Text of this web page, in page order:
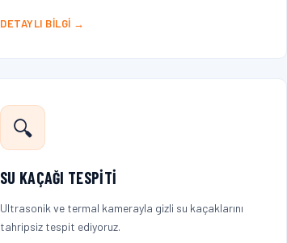
DETAYLI BILGI →
🔍
SU KAÇAĞI TESPITI
Ultrasonik ve termal kamerayla gizli su kaçaklarını
tahripsiz tespit ediyoruz.